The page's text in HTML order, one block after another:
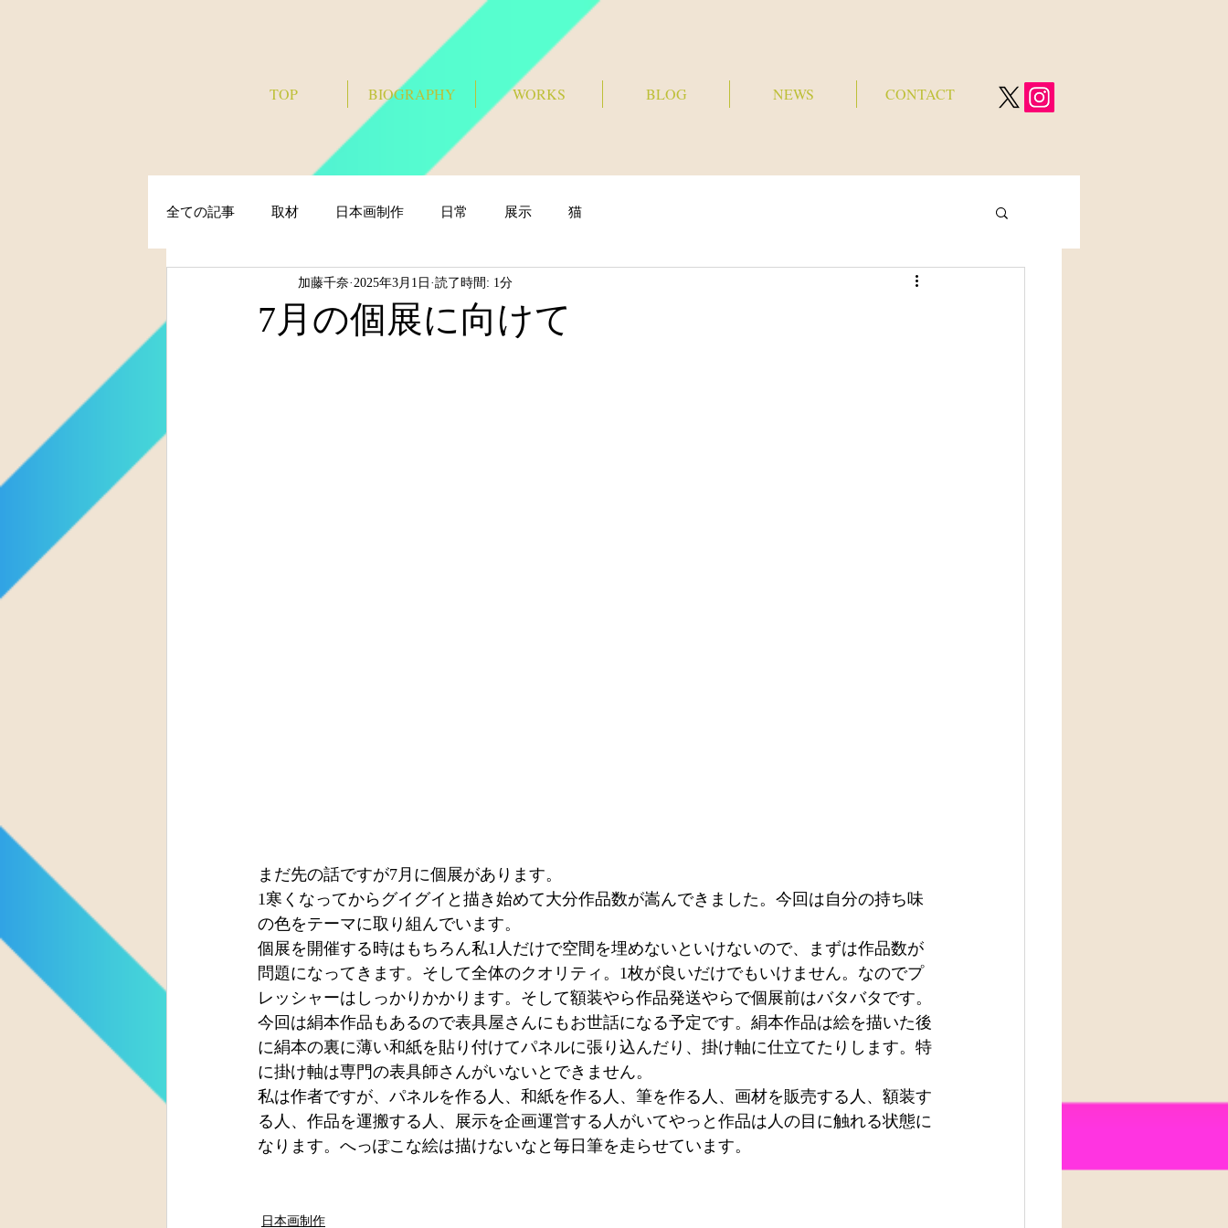
TOP BIOGRAPHY WORKS BLOG NEWS CONTACT
全ての記事 取材 日本画制作 日常 展示 猫
7月の個展に向けて
加藤千奈 2025年3月1日 読了時間: 1分
まだ先の話ですが7月に個展があります。
1寒くなってからグイグイと描き始めて大分作品数が嵩んできました。今回は自分の持ち味
の色をテーマに取り組んでいます。
個展を開催する時はもちろん私1人だけで空間を埋めないといけないので、まずは作品数が
問題になってきます。そして全体のクオリティ。1枚が良いだけでもいけません。なのでプ
レッシャーはしっかりかかります。そして額装やら作品発送やらで個展前はバタバタです。
今回は絹本作品もあるので表具屋さんにもお世話になる予定です。絹本作品は絵を描いた後
に絹本の裏に薄い和紙を貼り付けてパネルに張り込んだり、掛け軸に仕立てたりします。特
に掛け軸は専門の表具師さんがいないとできません。
私は作者ですが、パネルを作る人、和紙を作る人、筆を作る人、画材を販売する人、額装す
る人、作品を運搬する人、展示を企画運営する人がいてやっと作品は人の目に触れる状態に
なります。へっぽこな絵は描けないなと毎日筆を走らせています。
日本画制作